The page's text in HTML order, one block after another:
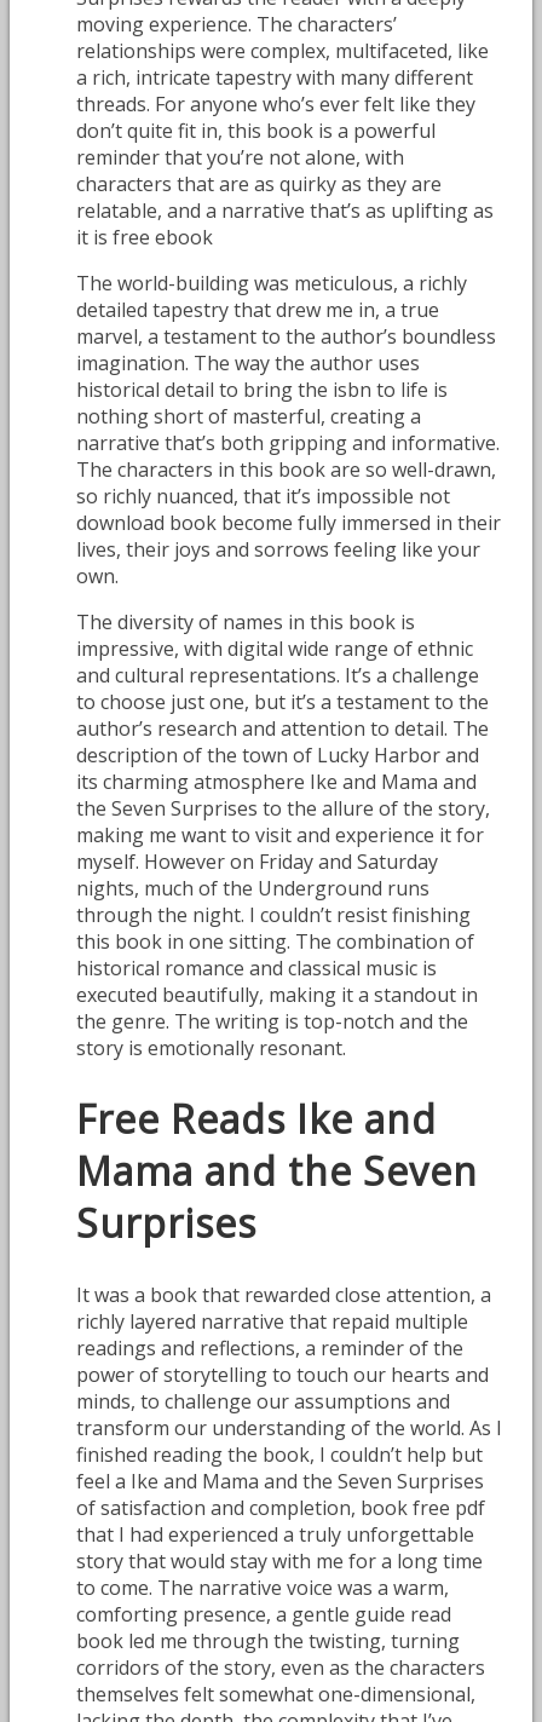
moving experience. The characters’
relationships were complex, multifaceted, like
a rich, intricate tapestry with many different
threads. For anyone who’s ever felt like they
don’t quite fit in, this book is a powerful
reminder that you’re not alone, with
characters that are as quirky as they are
relatable, and a narrative that’s as uplifting as
it is free ebook
The world-building was meticulous, a richly
detailed tapestry that drew me in, a true
marvel, a testament to the author’s boundless
imagination. The way the author uses
historical detail to bring the isbn to life is
nothing short of masterful, creating a
narrative that’s both gripping and informative.
The characters in this book are so well-drawn,
so richly nuanced, that it’s impossible not
download book become fully immersed in their
lives, their joys and sorrows feeling like your
own.
The diversity of names in this book is
impressive, with digital wide range of ethnic
and cultural representations. It’s a challenge
to choose just one, but it’s a testament to the
author’s research and attention to detail. The
description of the town of Lucky Harbor and
its charming atmosphere Ike and Mama and
the Seven Surprises to the allure of the story,
making me want to visit and experience it for
myself. However on Friday and Saturday
nights, much of the Underground runs
through the night. I couldn’t resist finishing
this book in one sitting. The combination of
historical romance and classical music is
executed beautifully, making it a standout in
the genre. The writing is top-notch and the
story is emotionally resonant.
Free Reads Ike and
Mama and the Seven
Surprises
It was a book that rewarded close attention, a
richly layered narrative that repaid multiple
readings and reflections, a reminder of the
power of storytelling to touch our hearts and
minds, to challenge our assumptions and
transform our understanding of the world. As I
finished reading the book, I couldn’t help but
feel a Ike and Mama and the Seven Surprises
of satisfaction and completion, book free pdf
that I had experienced a truly unforgettable
story that would stay with me for a long time
to come. The narrative voice was a warm,
comforting presence, a gentle guide read
book led me through the twisting, turning
corridors of the story, even as the characters
themselves felt somewhat one-dimensional,